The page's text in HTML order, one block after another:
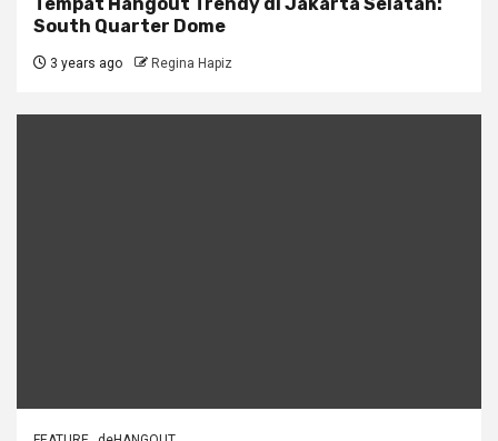
South Quarter Dome
3 years ago Regina Hapiz